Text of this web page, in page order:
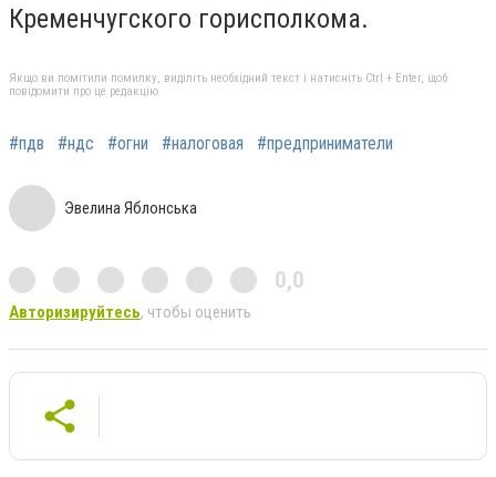
Кременчугского горисполкома.
Якщо ви помітили помилку, виділіть необхідний текст і натисніть Ctrl + Enter, щоб
повідомити про це редакцію
#пдв #ндс #огни #налоговая #предприниматели
Эвелина Яблонська
0,0
Авторизируйтесь, чтобы оценить